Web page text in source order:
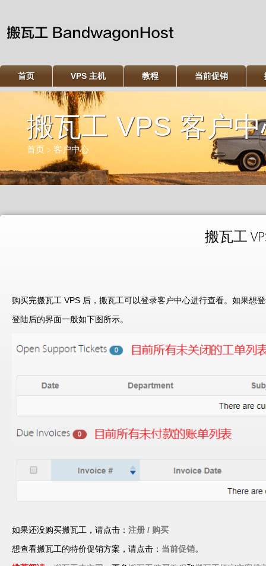
首页 VPS 主机 教程 当前促销
搬瓦工 VPS 客户
首页 > 客户中心
搬瓦工
购买完搬瓦工 VPS 后，搬瓦工可以登录客户中心进行查看。如果想
登陆后的界面一般如下图所示。
如果还没购买搬瓦工，请点击： 注册 / 购买
想查看搬瓦工的特价促销方案，请点击： 当前促销。